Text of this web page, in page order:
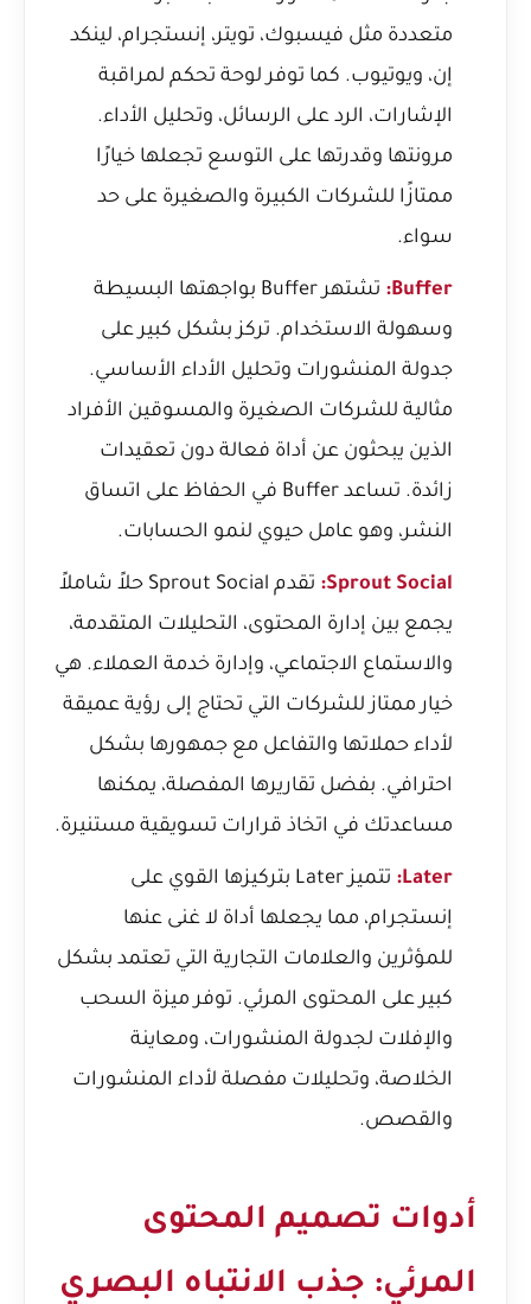
متعددة مثل فيسبوك، تويتر، إنستجرام، لينكد
إن، ويوتيوب. كما توفر لوحة تحكم لمراقبة
الإشارات، الرد على الرسائل، وتحليل الأداء.
مرونتها وقدرتها على التوسع تجعلها خيارًا
ممتازًا للشركات الكبيرة والصغيرة على حد
سواء.
Buffer:
تشتهر Buffer بواجهتها البسيطة
وسهولة الاستخدام. تركز بشكل كبير على
جدولة المنشورات وتحليل الأداء الأساسي.
مثالية للشركات الصغيرة والمسوقين الأفراد
الذين يبحثون عن أداة فعالة دون تعقيدات
زائدة. تساعد Buffer في الحفاظ على اتساق
النشر، وهو عامل حيوي لنمو الحسابات.
Sprout Social:
تقدم Sprout Social حلاً شاملاً
يجمع بين إدارة المحتوى، التحليلات المتقدمة،
والاستماع الاجتماعي، وإدارة خدمة العملاء. هي
خيار ممتاز للشركات التي تحتاج إلى رؤية عميقة
لأداء حملاتها والتفاعل مع جمهورها بشكل
احترافي. بفضل تقاريرها المفصلة، يمكنها
مساعدتك في اتخاذ قرارات تسويقية مستنيرة.
Later:
تتميز Later بتركيزها القوي على
إنستجرام، مما يجعلها أداة لا غنى عنها
للمؤثرين والعلامات التجارية التي تعتمد بشكل
كبير على المحتوى المرئي. توفر ميزة السحب
والإفلات لجدولة المنشورات، ومعاينة
الخلاصة، وتحليلات مفصلة لأداء المنشورات
والقصص.
أدوات تصميم المحتوى
المرئي: جذب الانتباه البصري